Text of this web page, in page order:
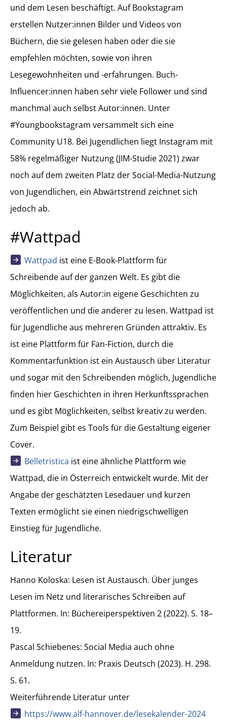
und dem Lesen beschäftigt. Auf Bookstagram
erstellen Nutzer:innen Bilder und Videos von
Büchern, die sie gelesen haben oder die sie
empfehlen möchten, sowie von ihren
Lesegewohnheiten und -erfahrungen. Buch-
Influencer:innen haben sehr viele Follower und sind
manchmal auch selbst Autor:innen. Unter
#Youngbookstagram versammelt sich eine
Community U18. Bei Jugendlichen liegt Instagram mit
58% regelmäßiger Nutzung (JIM-Studie 2021) zwar
noch auf dem zweiten Platz der Social-Media-Nutzung
von Jugendlichen, ein Abwärtstrend zeichnet sich
jedoch ab.
#Wattpad
Wattpad ist eine E-Book-Plattform für
Schreibende auf der ganzen Welt. Es gibt die
Möglichkeiten, als Autor:in eigene Geschichten zu
veröffentlichen und die anderer zu lesen. Wattpad ist
für Jugendliche aus mehreren Gründen attraktiv. Es
ist eine Plattform für Fan-Fiction, durch die
Kommentarfunktion ist ein Austausch über Literatur
und sogar mit den Schreibenden möglich, Jugendliche
finden hier Geschichten in ihren Herkunftssprachen
und es gibt Möglichkeiten, selbst kreativ zu werden.
Zum Beispiel gibt es Tools für die Gestaltung eigener
Cover.
Belletristica ist eine ähnliche Plattform wie
Wattpad, die in Österreich entwickelt wurde. Mit der
Angabe der geschätzten Lesedauer und kurzen
Texten ermöglicht sie einen niedrigschwelligen
Einstieg für Jugendliche.
Literatur
Hanno Koloska: Lesen ist Austausch. Über junges
Lesen im Netz und literarisches Schreiben auf
Plattformen. In: Büchereiperspektiven 2 (2022). S. 18–
19.
Pascal Schiebenes: Social Media auch ohne
Anmeldung nutzen. In: Praxis Deutsch (2023). H. 298.
S. 61.
Weiterführende Literatur unter
https://www.alf-hannover.de/lesekalender-2024